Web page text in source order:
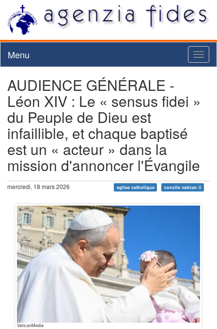
Menu
AUDIENCE GÉNÉRALE -
Léon XIV : Le « sensus fidei »
du Peuple de Dieu est
infaillible, et chaque baptisé
est un « acteur » dans la
mission d'annoncer l'Évangile
mercredi, 18 mars 2026 eglise catholique concile vatican ii
VaticanMedia